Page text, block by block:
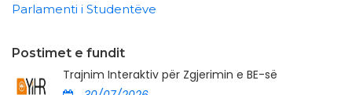
Parlamenti i Studentëve
Postimet e fundit
Trajnim Interaktiv për Zgjerimin e BE-së